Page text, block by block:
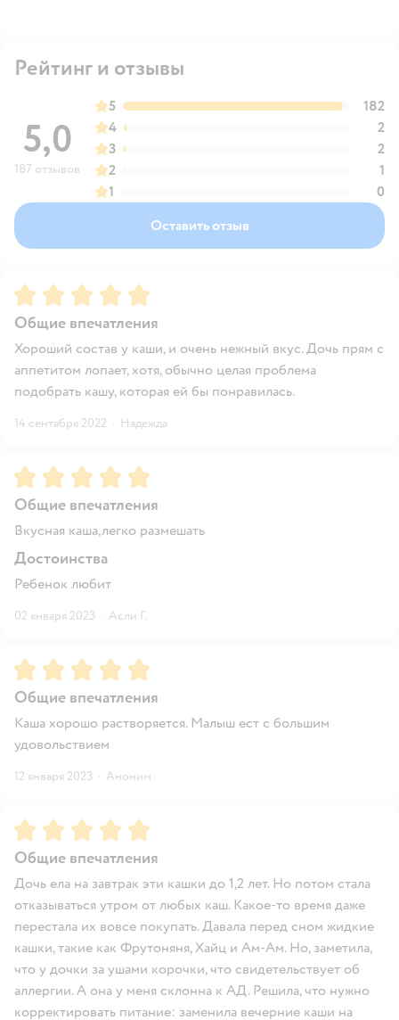
Рейтинг и отзывы
5,0
187 отзывов
5
182
4
2
3
2
2
1
1
0
Оставить отзыв
Рейтинг:5
Общие впечатления
Хороший состав у каши, и очень нежный вкус. Дочь прям с
аппетитом лопает, хотя, обычно целая проблема
подобрать кашу, которая ей бы понравилась.
14 сентября 2022 · Надежда
Рейтинг:5
Общие впечатления
Вкусная каша,легко размешать
Достоинства
Ребенок любит
02 января 2023 · Асли Г.
Рейтинг:5
Общие впечатления
Каша хорошо растворяется. Малыш ест с большим
удовольствием
12 января 2023 · Аноним
Рейтинг:5
Общие впечатления
Дочь ела на завтрак эти кашки до 1,2 лет. Но потом стала
отказываться утром от любых каш. Какое-то время даже
перестала их вовсе покупать. Давала перед сном жидкие
кашки, такие как Фрутоняня, Хайц и Ам-Ам. Но, заметила,
что у дочки за ушами корочки, что свидетельствует об
аллергии. А она у меня склонна к АД. Решила, что нужно
корректировать питание: заменила вечерние каши на